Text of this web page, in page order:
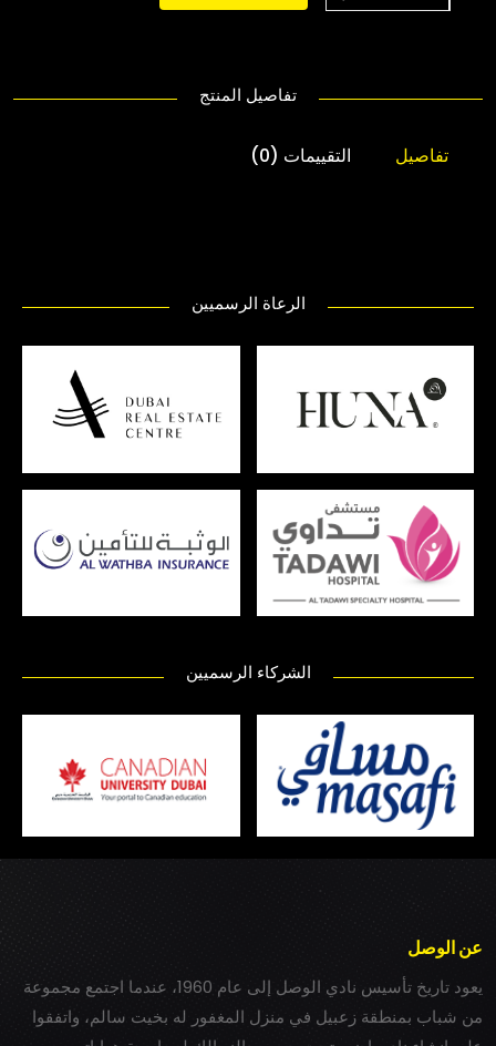
تفاصيل المنتج
تفاصيل التقييمات (0)
الرعاة الرسميين
الشركاء الرسميين
عن الوصل
يعود تاريخ تأسيس نادي الوصل إلى عام 1960، عندما اجتمع مجموعة
من شباب بمنطقة زعبيل في منزل المغفور له بخيت سالم، واتفقوا